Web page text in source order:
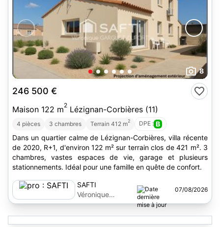
8
246 500 €
Maison 122 m2 Lézignan-Corbières (11)
4 pièces 3 chambres Terrain 412 m2 DPE : B
Dans un quartier calme de Lézignan-Corbières, villa récente
de 2020, R+1, d'environ 122 m² sur terrain clos de 421 m². 3
chambres, vastes espaces de vie, garage et plusieurs
stationnements. Idéal pour une famille en quête de confort.
SAFTI
Véronique
Garguet-duport
07/08/2026